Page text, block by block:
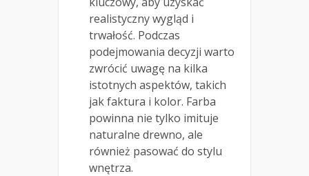
realistyczny wygląd i
trwałość. Podczas
podejmowania decyzji warto
zwrócić uwagę na kilka
istotnych aspektów, takich
jak faktura i kolor. Farba
powinna nie tylko imituje
naturalne drewno, ale
również pasować do stylu
wnętrza.